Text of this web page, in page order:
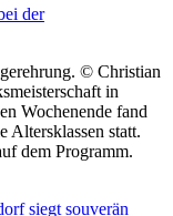
der
© Christian
in
Wochenende fand
Altersklassen statt.
dem Programm.
siegt souverän